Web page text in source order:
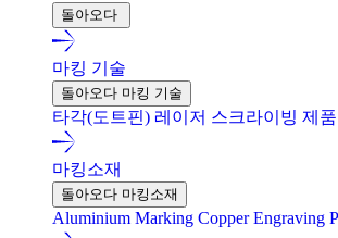
돌아오다
마킹 기술
돌아오다 마킹 기술
타각(도트핀) 레이저 스크라이빙 제
마킹소재
돌아오다 마킹소재
Aluminium Marking Copper Engraving